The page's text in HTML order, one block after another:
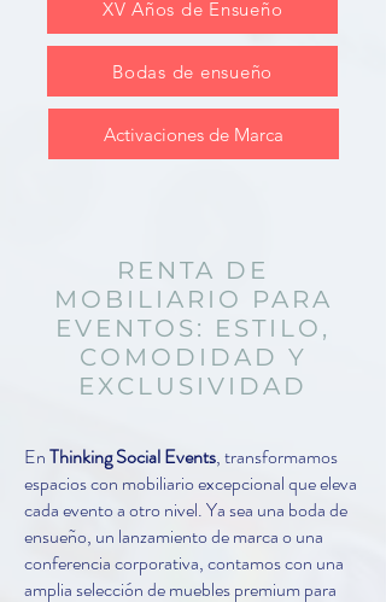
XV Años de Ensueño
Bodas de ensueño
Activaciones de Marca
RENTA DE
MOBILIARIO PARA
EVENTOS: ESTILO,
COMODIDAD Y
EXCLUSIVIDAD
EnThinking Social Events, transformamos
espacios con mobiliario excepcional que eleva
cada evento a otro nivel. Ya sea una boda de
ensueño, un lanzamiento de marca o una
conferencia corporativa, contamos con una
amplia selección de muebles premium para